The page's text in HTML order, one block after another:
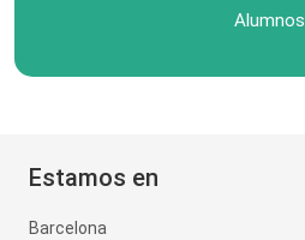
Alumnos
Estamos en
Barcelona